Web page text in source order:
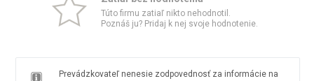
Túto firmu zatiaľ nikto nehodnotil.
Poznáš ju? Pridaj k nej svoje hodnotenie.
Prevádzkovateľ nenesie zodpovednosť za informácie na